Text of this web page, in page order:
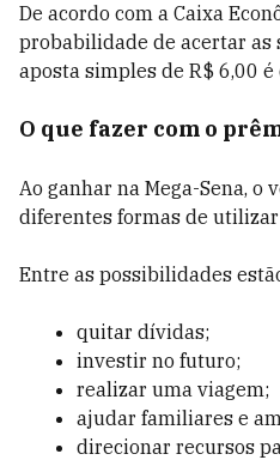
De acordo com a Caixa
probabilidade de acertar as
aposta simples de R$ 6,00 é
O que fazer com o
Ao ganhar na Mega-Sena, o
diferentes formas de utilizar
Entre as possibilidades
quitar dívidas;
investir no futuro;
realizar uma viagem;
ajudar familiares e
direcionar recursos